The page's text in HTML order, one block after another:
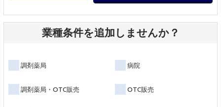
業種条件を追加しませんか？
調剤薬局 病院
調剤薬局・OTC販売 OTC販売